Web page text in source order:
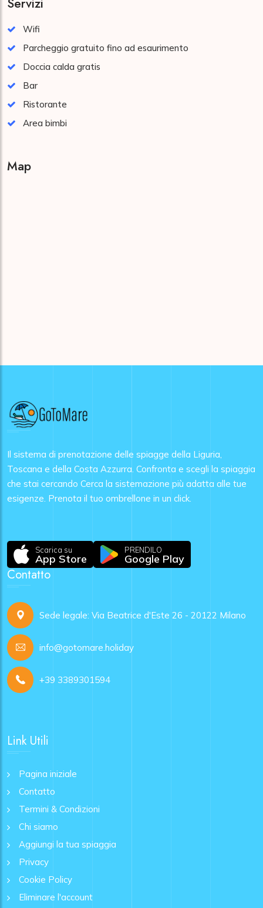
Wifi
Parcheggio gratuito fino ad esaurimento
Doccia calda gratis
Bar
Ristorante
Area bimbi
Map
Il sistema di prenotazione delle spiagge della Liguria,
Toscana e della Costa Azzurra. Confronta e scegli la spiaggia
che stai cercando Cerca la sistemazione più adatta alle tue
esigenze. Prenota il tuo ombrellone in un click.
Scarica su
App Store
PRENDILO
Google Play
Contatto
Sede legale: Via Beatrice d'Este 26 - 20122 Milano
info@gotomare.holiday
+39 3389301594
Link Utili
Pagina iniziale
Contatto
Termini & Condizioni
Chi siamo
Aggiungi la tua spiaggia
Privacy
Cookie Policy
Eliminare l'account